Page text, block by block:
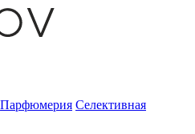
Парфюмерия Селективная